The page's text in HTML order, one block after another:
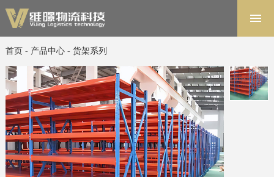
软件系统
产品中心
项目案例
关于维暻
联系我们
首页 - 产品中心- 货架系列